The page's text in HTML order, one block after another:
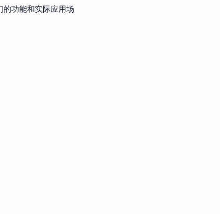
功能和实际应用场